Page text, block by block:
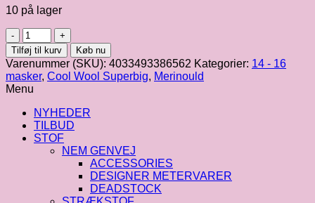
10 på lager
Cool
Wool
Superbig
|
lavendel
fv.
12
antal
Tilføj til kurv Køb nu
Varenummer (SKU): 4033493386562 Kategorier: 14 - 16
masker, Cool Wool Superbig, Merinould
Menu
NYHEDER
TILBUD
STOF
NEM GENVEJ
ACCESSORIES
DESIGNER METERVARER
DEADSTOCK